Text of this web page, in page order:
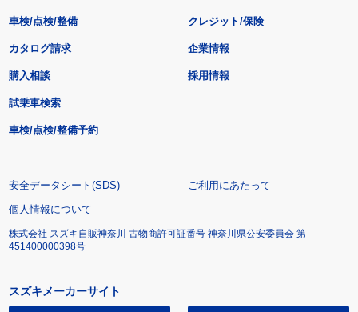
車検/点検/整備 クレジット/保険
カタログ請求
購入相談
試乗車検索
車検/点検/整備予約
企業情報
採用情報
安全データシート(SDS)
ご利用にあたって
個人情報について
株式会社 スズキ自販神奈川 古物商許可証番号 神奈川県公安委員会 第
451400000398号
スズキメーカーサイト